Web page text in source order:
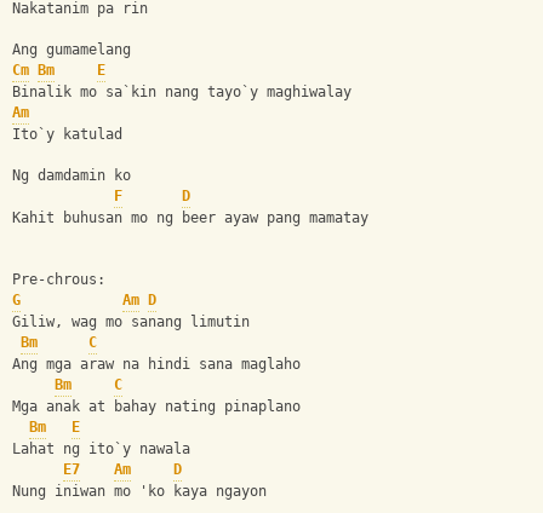
Nakatanim pa rin
Ang gumamelang
Cm
Bm
E
Binalik mo sa`kin nang tayo`y maghiwalay
Am
Ito`y katulad
Ng damdamin ko
F
D
Kahit buhusan mo ng beer ayaw pang mamatay
Pre-chrous:
G
Am
D
Giliw, wag mo sanang limutin
Bm
C
Ang mga araw na hindi sana maglaho
Bm
C
Mga anak at bahay nating pinaplano
Bm
E
Lahat ng ito`y nawala
E7
Am
D
Nung iniwan mo 'ko kaya ngayon